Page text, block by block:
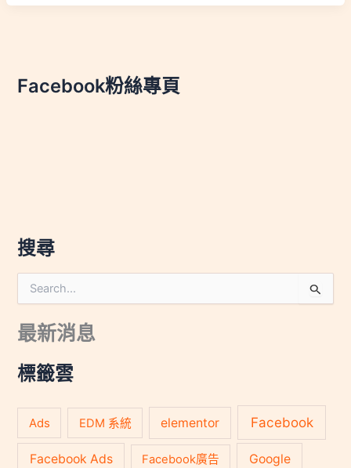
Facebook粉絲專頁
搜尋
尋
鍵
:
最新消息
標籤雲
Ads EDM 系統 elementor Facebook
Facebook Ads Facebook廣告 Google